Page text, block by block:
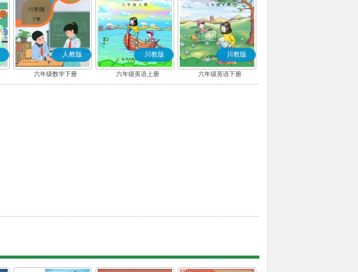
人教版
六年级数学下册
川教版
六年级英语上册
川教版
六年级英语下册